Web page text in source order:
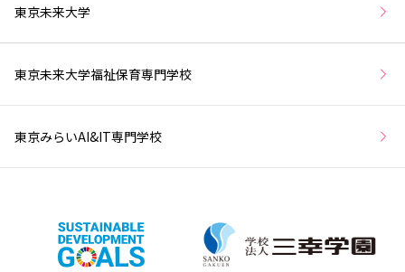
東京未来大学
東京未来大学福祉保育専門学校
東京みらいAI&IT専門学校